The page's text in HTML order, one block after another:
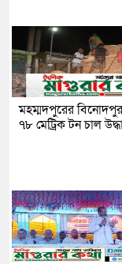
মহম্মদপুরের
৭৮ মেট্রিক টন চাল